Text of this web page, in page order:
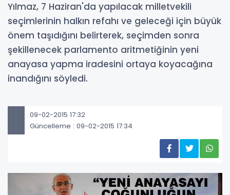
Yılmaz, 7 Haziran'da yapılacak milletvekili
seçimlerinin halkın refahı ve geleceği için büyük
önem taşıdığını belirterek, seçimden sonra
şekillenecek parlamento aritmetiğinin yeni
anayasa yapma iradesini ortaya koyacağına
inandığını söyledi.
09-02-2015 17:32
Güncelleme : 09-02-2015 17:34